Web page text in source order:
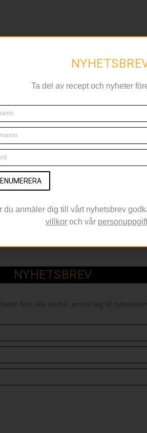
producenter och
på det breda utbudet. Under
och förknippats med
förpassades gin in i
är nu gin mer aktuellt än någonsin.
visningar. Med på visningen får hen
enkelt genom att maila till
tredje utställningen i
NYHETSBREV
före alla andra, anmäl dig till
Ta del av recept och nyheter
du anmäler dig till vårt nyhetsbrev
villkor och vår